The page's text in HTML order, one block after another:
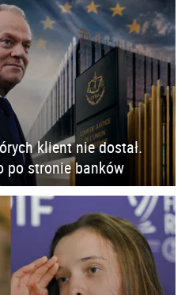
klient nie dostał.
po stronie banków